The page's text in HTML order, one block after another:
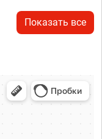
Показать все